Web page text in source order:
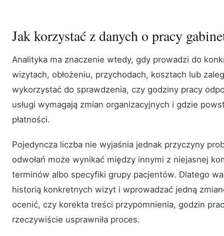
Jak korzystać z danych o pracy
Analityka ma znaczenie wtedy, gdy prowadzi do
wizytach, obłożeniu, przychodach, kosztach lub
wykorzystać do sprawdzenia, czy godziny pracy
usługi wymagają zmian organizacyjnych i gdzie
płatności.
Pojedyncza liczba nie wyjaśnia jednak przyczyny
odwołań może wynikać między innymi z niejasnej
terminów albo specyfiki grupy pacjentów. Dlatego
historią konkretnych wizyt i wprowadzać jedną
ocenić, czy korekta treści przypomnienia, godzin
rzeczywiście usprawniła proces.